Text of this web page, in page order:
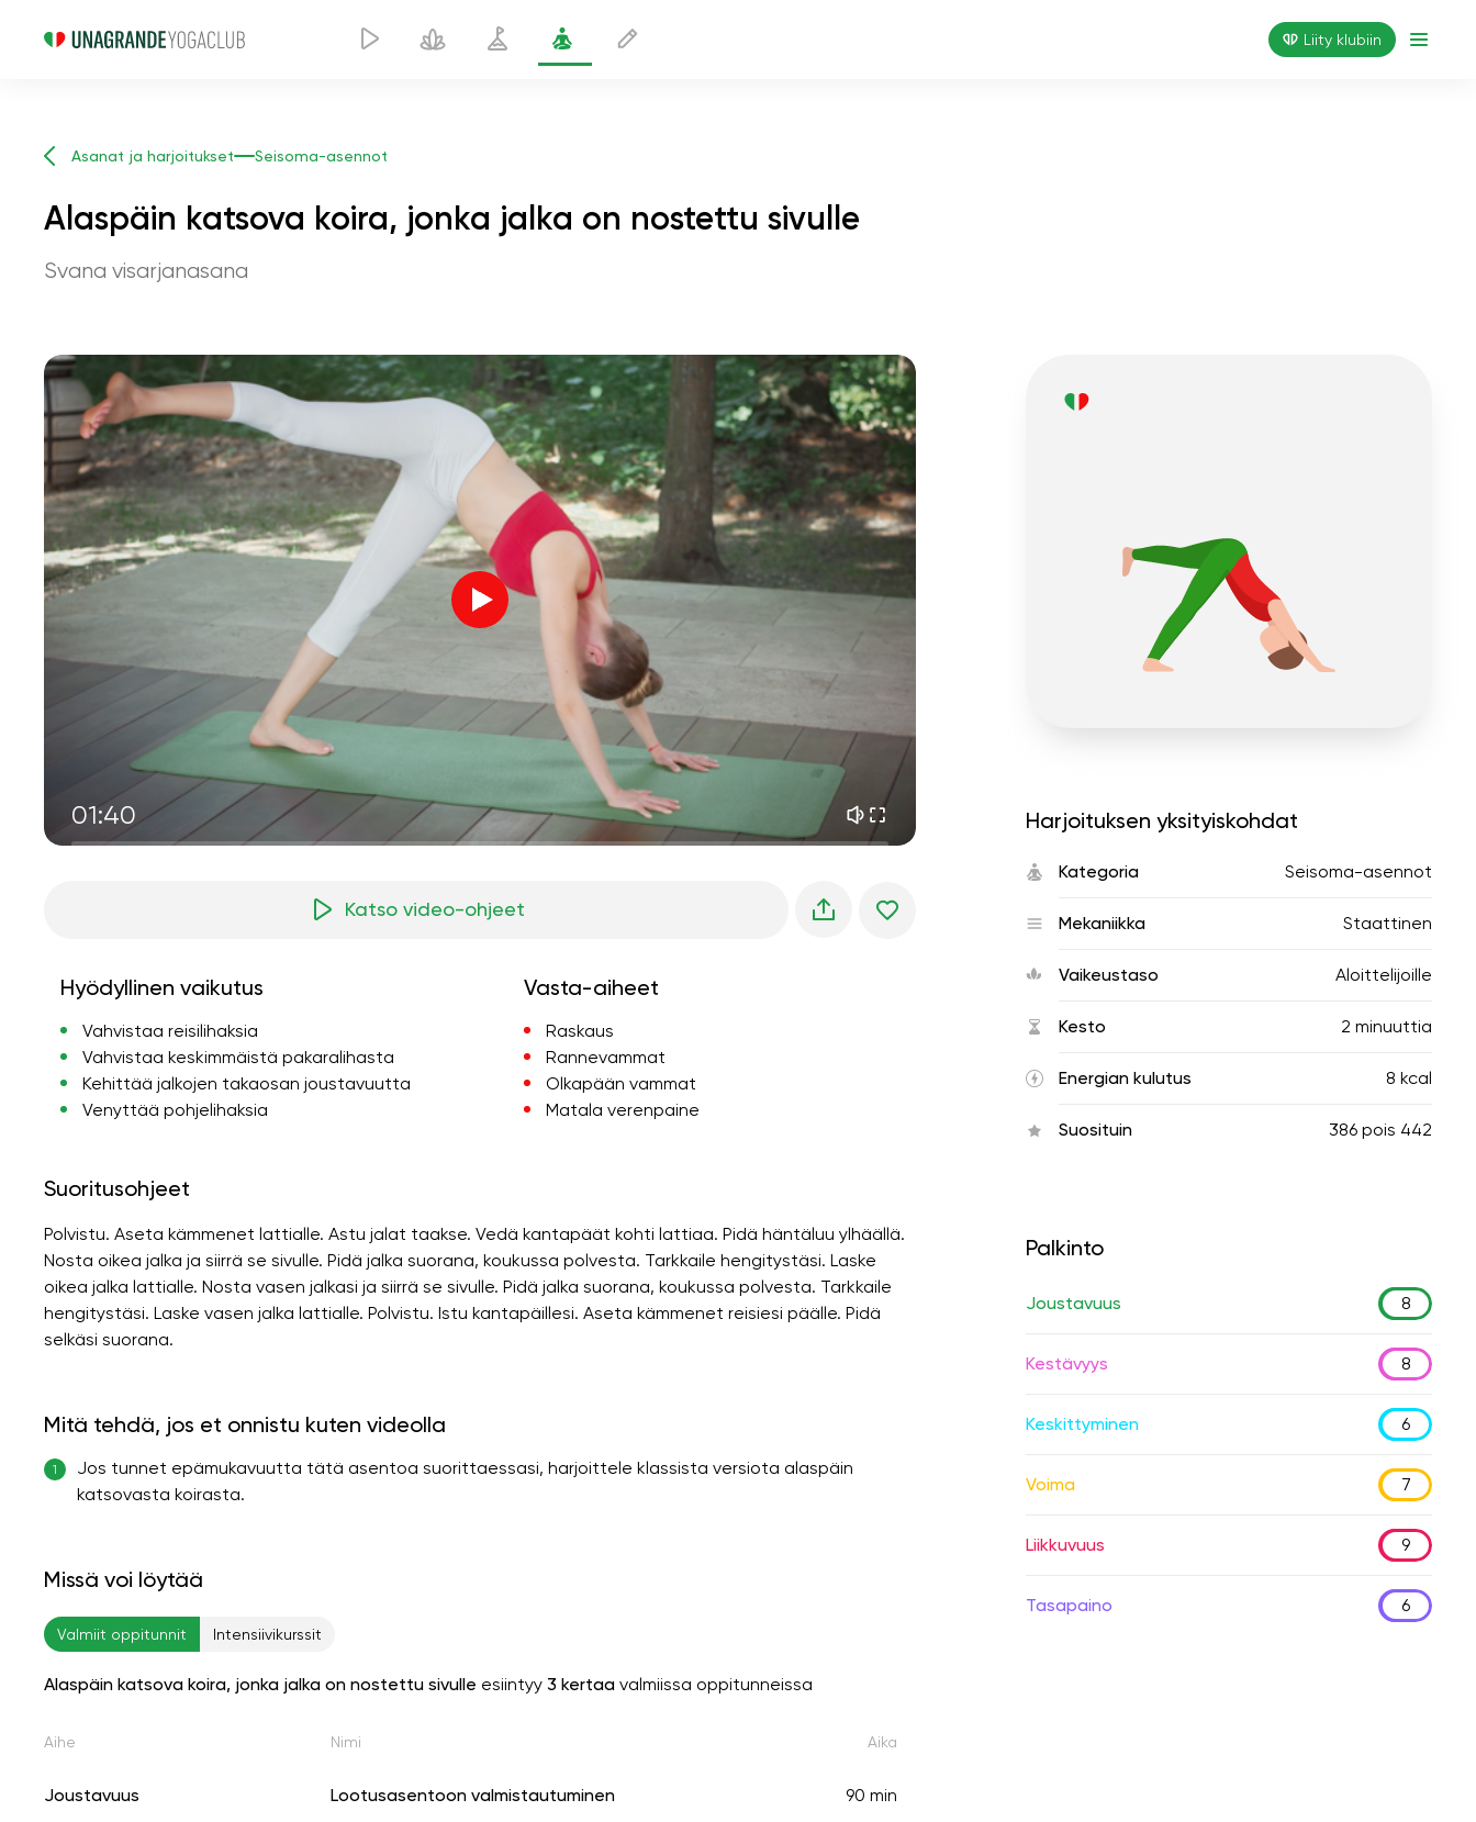
Liity klubiin
Asanat ja harjoitukset Seisoma-asennot
Alaspäin katsova koira, jonka jalka on nostettu sivulle
Svana visarjanasana
01:40
Ohjaajan ääni
sielun lento
sisäinen rauha 01:27
aamun unelmat
metsän viileys
kesäsade
vuoren hiljaisuus 02:00
merituuli
tuulen ääni 02:00
kevätmetsä 02:00
Katso video-ohjeet
Hyödyllinen vaikutus
Vahvistaa reisilihaksia
Vahvistaa keskimmäistä pakaralihasta
Kehittää jalkojen takaosan joustavuutta
Venyttää pohjelihaksia
Vasta-aiheet
Raskaus
Rannevammat
Olkapään vammat
Matala verenpaine
Suoritusohjeet
Polvistu. Aseta kämmenet lattialle. Astu jalat taakse. Vedä kantapäät kohti lattiaa. Pidä häntäluu ylhäällä.
Nosta oikea jalka ja siirrä se sivulle. Pidä jalka suorana, koukussa polvesta. Tarkkaile hengitystäsi. Laske
oikea jalka lattialle. Nosta vasen jalkasi ja siirrä se sivulle. Pidä jalka suorana, koukussa polvesta. Tarkkaile
hengitystäsi. Laske vasen jalka lattialle. Polvistu. Istu kantapäillesi. Aseta kämmenet reisiesi päälle. Pidä
selkäsi suorana.
Mitä tehdä, jos et onnistu kuten videolla
1
Jos tunnet epämukavuutta tätä asentoa suorittaessasi, harjoittele klassista versiota alaspäin
katsovasta koirasta.
Missä voi löytää
Valmiit oppitunnit Intensiivikurssit
Alaspäin katsova koira, jonka jalka on nostettu sivulle esiintyy 3 kertaa valmiissa oppitunneissa
Aihe Nimi Aika
Joustavuus Lootusasentoon valmistautuminen 90 min
Harjoituksen yksityiskohdat
Kategoria Seisoma-asennot
Mekaniikka Staattinen
Vaikeustaso Aloittelijoille
Kesto 2 minuuttia
Energian kulutus 8 kcal
Suosituin 386 pois 442
Palkinto
Joustavuus 8
Kestävyys 8
Keskittyminen 6
Voima 7
Liikkuvuus 9
Tasapaino 6